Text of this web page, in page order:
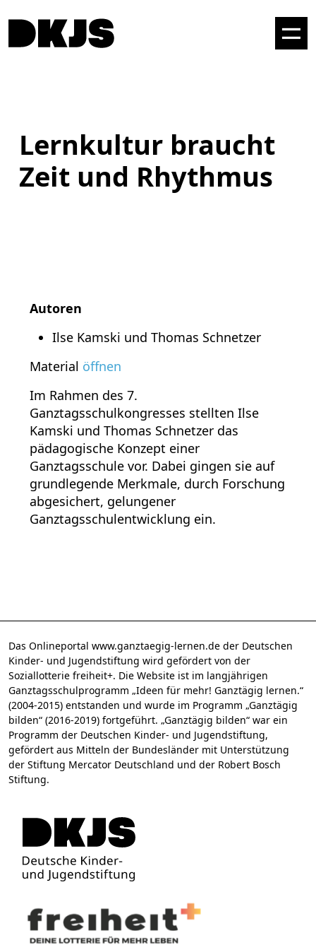
Lernkultur braucht
Zeit und Rhythmus
Autoren
Ilse Kamski und Thomas Schnetzer
Material öffnen
Im Rahmen des 7.
Ganztagsschulkongresses stellten Ilse
Kamski und Thomas Schnetzer das
pädagogische Konzept einer
Ganztagsschule vor. Dabei gingen sie auf
grundlegende Merkmale, durch Forschung
abgesichert, gelungener
Ganztagsschulentwicklung ein.
Das Onlineportal www.ganztaegig-lernen.de der Deutschen
Kinder- und Jugendstiftung wird gefördert von der
Soziallotterie freiheit+. Die Website ist im langjährigen
Ganztagsschulprogramm „Ideen für mehr! Ganztägig lernen.“
(2004-2015) entstanden und wurde im Programm „Ganztägig
bilden“ (2016-2019) fortgeführt. „Ganztägig bilden“ war ein
Programm der Deutschen Kinder- und Jugendstiftung,
gefördert aus Mitteln der Bundesländer mit Unterstützung
der Stiftung Mercator Deutschland und der Robert Bosch
Stiftung.